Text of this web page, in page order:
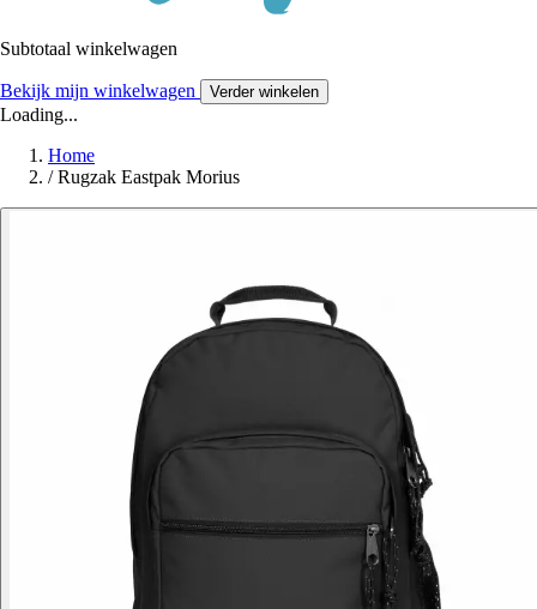
Subtotaal winkelwagen
Bekijk mijn winkelwagen Verder winkelen
Loading...
Home
/ Rugzak Eastpak Morius